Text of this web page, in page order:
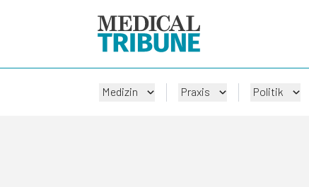
Medizin Praxis Politik